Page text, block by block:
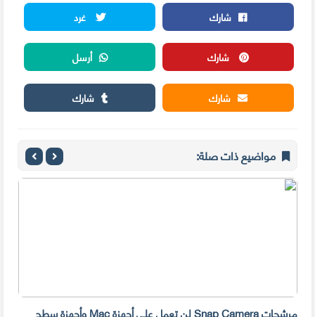
شارك
غرد
شارك
أرسل
شارك
شارك
مواضيع ذات صلة: